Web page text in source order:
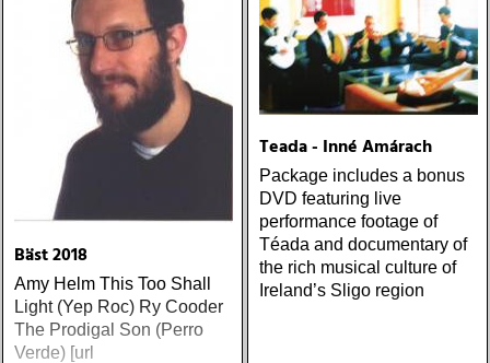
Bäst 2018
Amy Helm This Too Shall
Light (Yep Roc) Ry Cooder
The Prodigal Son (Perro
Verde) [url
Teada - Inné Amárach
Package includes a bonus
DVD featuring live
performance footage of
Téada and documentary of
the rich musical culture of
Ireland’s Sligo region